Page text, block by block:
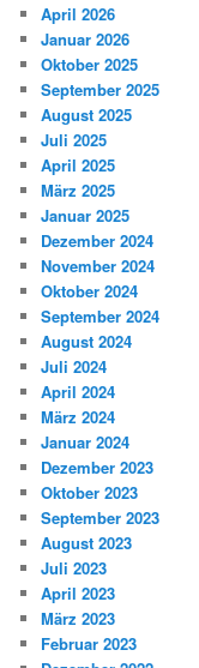
April 2026
Januar 2026
Oktober 2025
September 2025
August 2025
Juli 2025
April 2025
März 2025
Januar 2025
Dezember 2024
November 2024
Oktober 2024
September 2024
August 2024
Juli 2024
April 2024
März 2024
Januar 2024
Dezember 2023
Oktober 2023
September 2023
August 2023
Juli 2023
April 2023
März 2023
Februar 2023